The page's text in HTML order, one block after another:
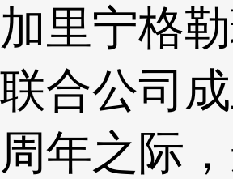
加里宁格
联合公司
周年之际